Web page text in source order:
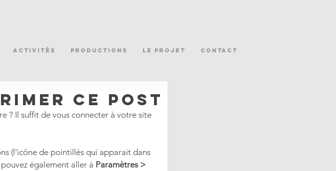
ACTIVITÉS PRODUCTIONS LE PROJET CONTACT
ce post
? Il suffit de vous connecter à votre site
également aller à Paramètres >